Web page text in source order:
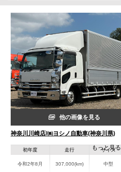
他の画像を見る
神奈川川崎店/㈱ヨシノ自動車(神奈川県)
初年度
令和2年8月
走行
307,000(km)
サイズ
中型
もっと見る